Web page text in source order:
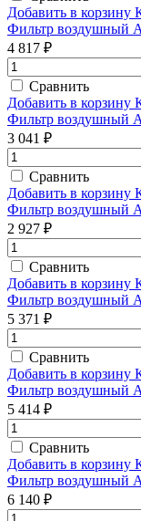
Добавить в корзину
Фильтр воздушный
4 817 ₽
Сравнить
Добавить в корзину
Фильтр воздушный
3 041 ₽
Сравнить
Добавить в корзину
Фильтр воздушный
2 927 ₽
Сравнить
Добавить в корзину
Фильтр воздушный
5 371 ₽
Сравнить
Добавить в корзину
Фильтр воздушный
5 414 ₽
Сравнить
Добавить в корзину
Фильтр воздушный
6 140 ₽